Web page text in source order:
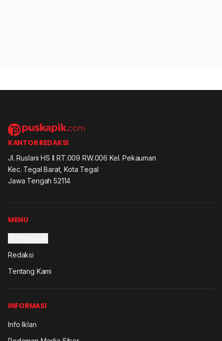
KANTOR REDAKSI
Jl. Ruslani HS II RT.009 RW.006 Kel. Pekauman
Kec. Tegal Barat, Kota Tegal
Jawa Tengah 52114
MENU
Redaksi
Tentang Kami
INFORMASI
Info Iklan